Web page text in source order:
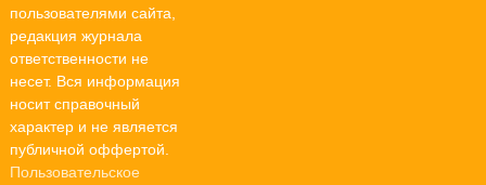
пользователями сайта,
редакция журнала
ответственности не
несет. Вся информация
носит справочный
характер и не является
публичной оффертой.
Пользовательское